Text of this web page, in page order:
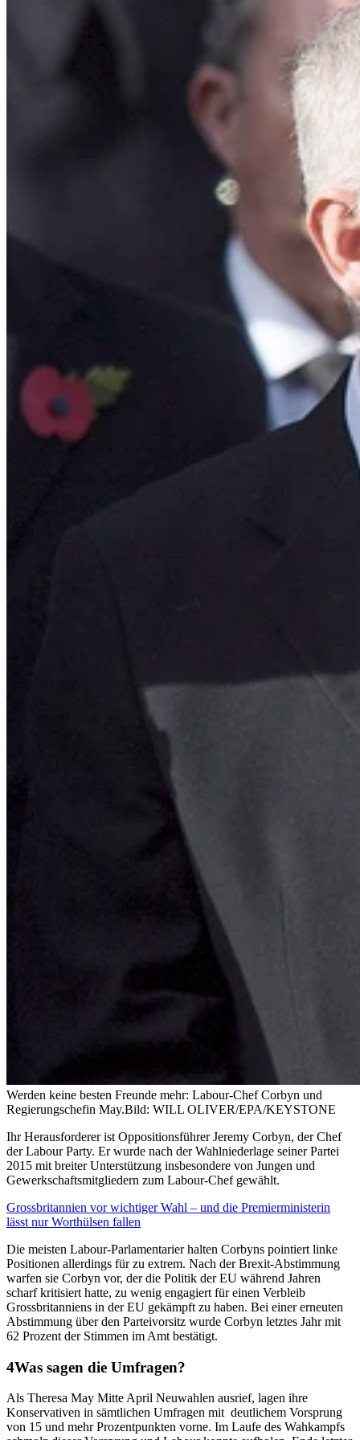
Werden keine besten Freunde mehr: Labour-Chef Corbyn und
Regierungschefin May.Bild: WILL OLIVER/EPA/KEYSTONE
Ihr Herausforderer ist Oppositionsführer Jeremy Corbyn, der Chef
der Labour Party. Er wurde nach der Wahlniederlage seiner Partei
2015 mit breiter Unterstützung insbesondere von Jungen und
Gewerkschaftsmitgliedern zum Labour-Chef gewählt.
Grossbritannien vor wichtiger Wahl – und die Premierministerin
lässt nur Worthülsen fallen
Die meisten Labour-Parlamentarier halten Corbyns pointiert linke
Positionen allerdings für zu extrem. Nach der Brexit-Abstimmung
warfen sie Corbyn vor, der die Politik der EU während Jahren
scharf kritisiert hatte, zu wenig engagiert für einen Verbleib
Grossbritanniens in der EU gekämpft zu haben. Bei einer erneuten
Abstimmung über den Parteivorsitz wurde Corbyn letztes Jahr mit
62 Prozent der Stimmen im Amt bestätigt.
Was sagen die Umfragen?
Als Theresa May Mitte April Neuwahlen ausrief, lagen ihre
Konservativen in sämtlichen Umfragen mit deutlichem Vorsprung
von 15 und mehr Prozentpunkten vorne. Im Laufe des Wahkampfs